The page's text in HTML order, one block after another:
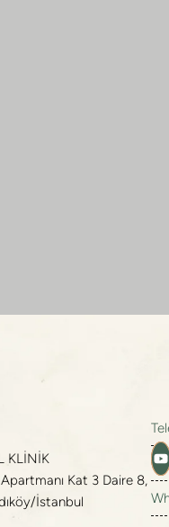
Kat 3 Daire 8,
İstanbul